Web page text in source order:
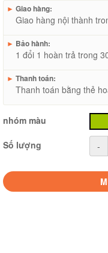
► Giao hàng:
Giao hàng nội thành
► Bảo hành:
1 đổi 1 hoàn trả trong
► Thanh toán:
Thanh toán bằng thẻ
nhóm màu
Số lượng
-